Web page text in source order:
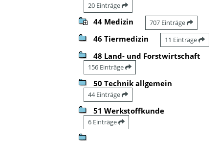
20 Einträge
44 Medizin 707 Einträge
46 Tiermedizin 11 Einträge
48 Land- und Forstwirtschaft
156 Einträge
50 Technik allgemein
44 Einträge
51 Werkstoffkunde
6 Einträge